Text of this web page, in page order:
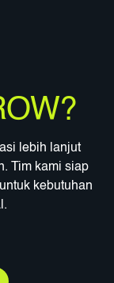
lebih lanjut
Tim kami siap
kebutuhan